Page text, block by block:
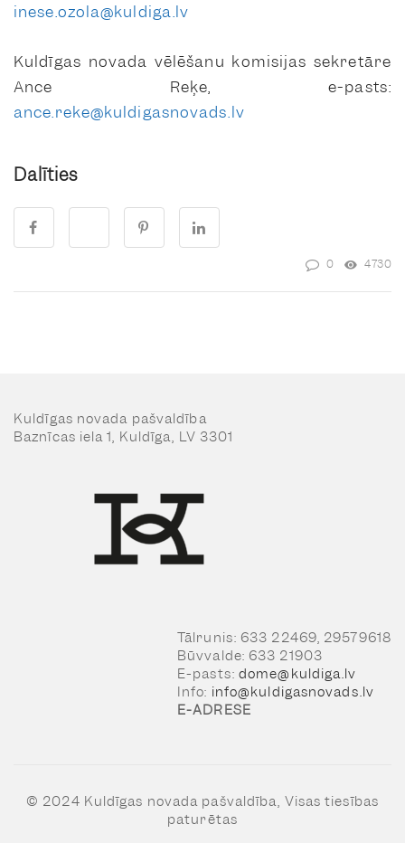
inese.ozola@kuldiga.lv
Kuldīgas novada vēlēšanu komisijas sekretāre
Ance Reķe, e-pasts:
ance.reke@kuldigasnovads.lv
Dalīties
0 4730
Kuldīgas novada pašvaldība
Baznīcas iela 1, Kuldīga, LV 3301
Tālrunis: 633 22469, 29579618
Būvvalde: 633 21903
E-pasts: dome@kuldiga.lv
Info: info@kuldigasnovads.lv
E-ADRESE
© 2024 Kuldīgas novada pašvaldība, Visas tiesības
paturētas